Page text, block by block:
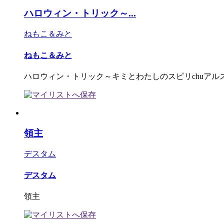
ハロウィン・トリック～...
ねもこ＆みと
ねもこ＆みと
ハロウィン・トリック～キミとわたしのスピリchuアル
領主
デスタム
デスタム
領主